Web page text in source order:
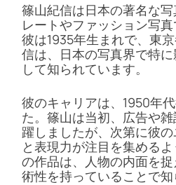
篠山紀信は日本の著名な
レートやファッション写真
彼は1935年生まれで、東
信は、日本の写真界で特
して知られています。
彼のキャリアは、1950年
た。篠山は当初、広告や
躍しましたが、次第に彼
と表現力が注目を集める
の作品は、人物の内面を
術性を持っていることで知